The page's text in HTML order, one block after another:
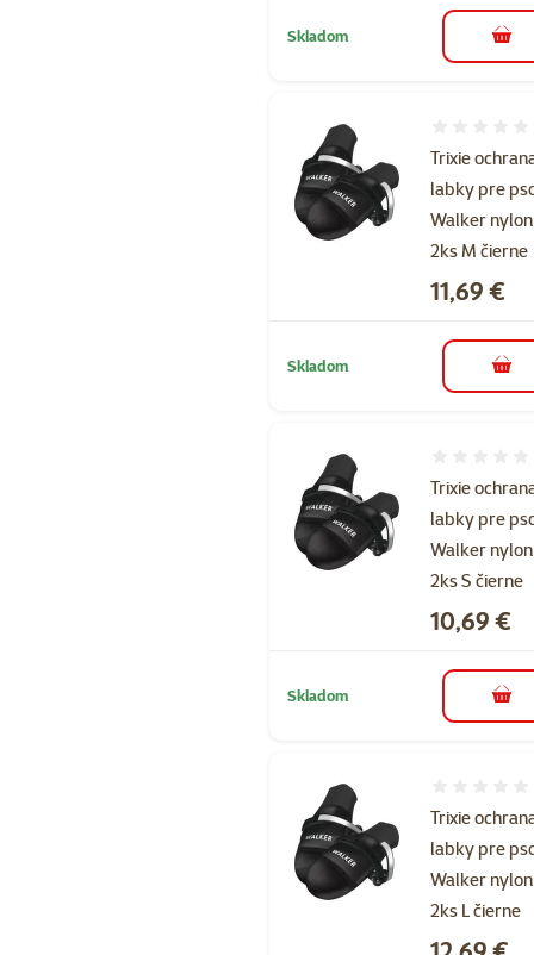
Skladom do
Trixie
labky pre
Walker nylon
2ks M čierne
Cena
11,69 €
Skladom do
Trixie
labky pre
Walker nylon
2ks S čierne
Cena
10,69 €
Skladom do
Trixie
labky pre
Walker nylon
2ks L čierne
Cena